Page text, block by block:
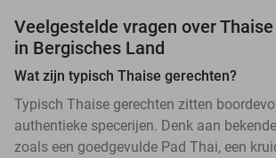
Veelgestelde vragen over
in Bergisches Land
Wat zijn typisch Thaise gerechten?
Typisch Thaise gerechten zitten
authentieke specerijen. Denk aan
zoals een goedgevulde Pad Thai, een